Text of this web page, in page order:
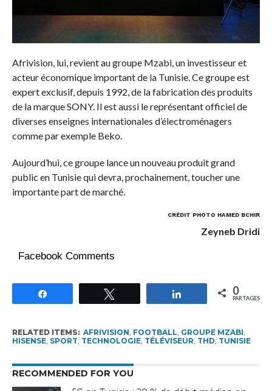
Afrivision, lui, revient au groupe Mzabi, un investisseur et
acteur économique important de la Tunisie. Ce groupe est
expert exclusif, depuis 1992, de la fabrication des produits
de la marque SONY. Il est aussi le représentant officiel de
diverses enseignes internationales d’électroménagers
comme par exemple Beko.
Aujourd’hui, ce groupe lance un nouveau produit grand
public en Tunisie qui devra, prochainement, toucher une
importante part de marché.
CRÉDIT PHOTO HAMED BCHIR
Zeyneb Dridi
Facebook Comments
Partagez 0
PARTAGES
RELATED ITEMS: AFRIVISION FOOTBALL GROUPE MZABI
HISENSE, SPORT TECHNOLOGIE, TÉLÉVISEUR THD TUNISIE
RECOMMENDED FOR YOU